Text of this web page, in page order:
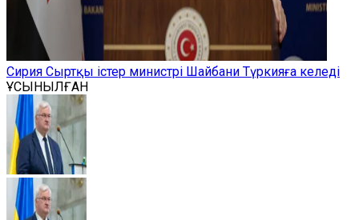
Сирия Сыртқы істер министрі Шайбани Түркияға келеді
ҰСЫНЫЛҒАН